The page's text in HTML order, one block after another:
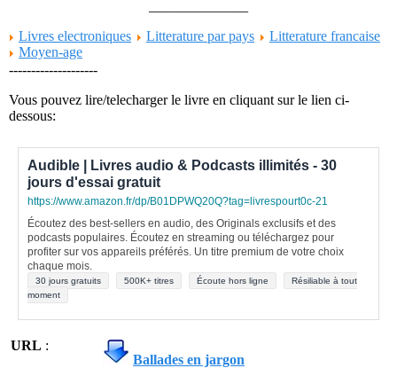
Livres electroniques
Litterature par pays
Litterature francaise
Moyen-age
--------------------
Vous pouvez lire/telecharger le livre en cliquant sur le lien ci-
dessous:
Audible | Livres audio & Podcasts illimités - 30
jours d'essai gratuit
https://www.amazon.fr/dp/B01DPWQ20Q?tag=livrespourt0c-21
Écoutez des best-sellers en audio, des Originals exclusifs et des
podcasts populaires. Écoutez en streaming ou téléchargez pour
profiter sur vos appareils préférés. Un titre premium de votre choix
chaque mois.
30 jours gratuits 500K+ titres Écoute hors ligne
Résiliable à tout
moment
URL :
Ballades en jargon